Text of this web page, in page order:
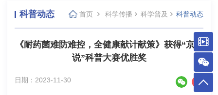
科普动态 首页 科学传播 科学普及 科普动态
《耐药菌难防难控，全健康献计献策》获得“京港
说”科普大赛优胜奖
日期：2023-11-30